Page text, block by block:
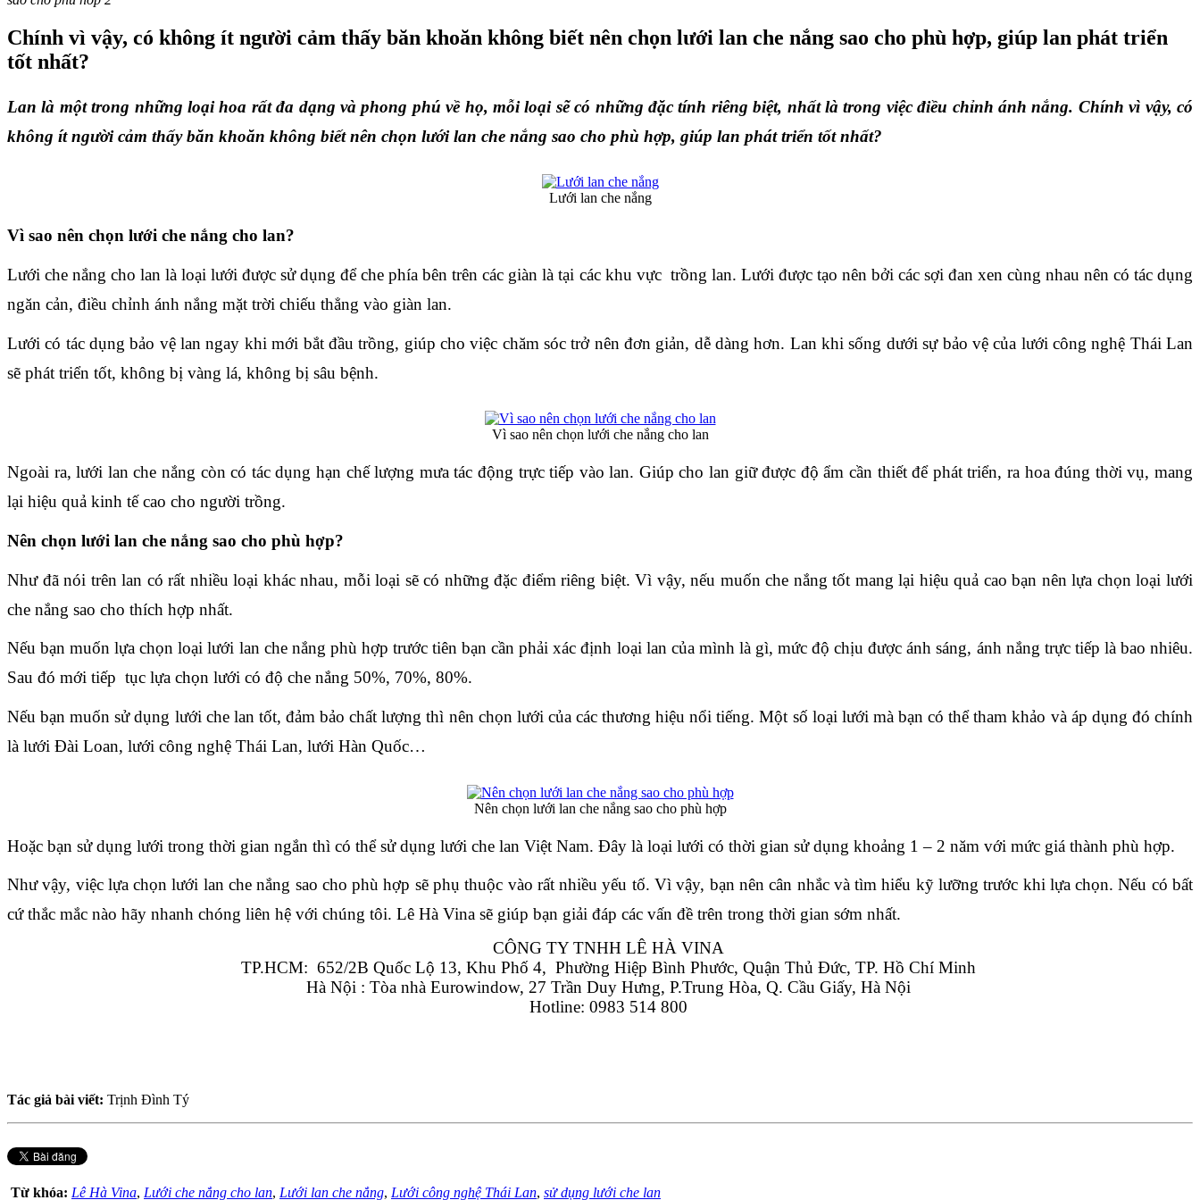
Chính vì vậy, có không ít người cảm thấy băn khoăn không biết nên chọn lưới lan che nắng sao cho phù hợp, giúp lan phát triển
tốt nhất?
Lan là một trong những loại hoa rất đa dạng và phong phú về họ, mỗi loại sẽ có những đặc tính riêng biệt, nhất là trong việc điều chỉnh ánh nắng. Chính vì vậy, có
không ít người cảm thấy băn khoăn không biết nên chọn lưới lan che nắng sao cho phù hợp, giúp lan phát triển tốt nhất?
Lưới lan che nắng
Vì sao nên chọn lưới che nắng cho lan?
Lưới che nắng cho lan là loại lưới được sử dụng để che phía bên trên các giàn là tại các khu vực  trồng lan. Lưới được tạo nên bởi các sợi đan xen cùng nhau nên có tác dụng
ngăn cản, điều chỉnh ánh nắng mặt trời chiếu thẳng vào giàn lan.
Lưới có tác dụng bảo vệ lan ngay khi mới bắt đầu trồng, giúp cho việc chăm sóc trở nên đơn giản, dễ dàng hơn. Lan khi sống dưới sự bảo vệ của lưới công nghệ Thái Lan
sẽ phát triển tốt, không bị vàng lá, không bị sâu bệnh.
Vì sao nên chọn lưới che nắng cho lan
Ngoài ra, lưới lan che nắng còn có tác dụng hạn chế lượng mưa tác động trực tiếp vào lan. Giúp cho lan giữ được độ ẩm cần thiết để phát triển, ra hoa đúng thời vụ, mang
lại hiệu quả kinh tế cao cho người trồng.
Nên chọn lưới lan che nắng sao cho phù hợp?
Như đã nói trên lan có rất nhiều loại khác nhau, mỗi loại sẽ có những đặc điểm riêng biệt. Vì vậy, nếu muốn che nắng tốt mang lại hiệu quả cao bạn nên lựa chọn loại lưới
che nắng sao cho thích hợp nhất.
Nếu bạn muốn lựa chọn loại lưới lan che nắng phù hợp trước tiên bạn cần phải xác định loại lan của mình là gì, mức độ chịu được ánh sáng, ánh nắng trực tiếp là bao nhiêu.
Sau đó mới tiếp  tục lựa chọn lưới có độ che nắng 50%, 70%, 80%.
Nếu bạn muốn sử dụng lưới che lan tốt, đảm bảo chất lượng thì nên chọn lưới của các thương hiệu nổi tiếng. Một số loại lưới mà bạn có thể tham khảo và áp dụng đó chính
là lưới Đài Loan, lưới công nghệ Thái Lan, lưới Hàn Quốc…
Nên chọn lưới lan che nắng sao cho phù hợp
Hoặc bạn sử dụng lưới trong thời gian ngắn thì có thể sử dụng lưới che lan Việt Nam. Đây là loại lưới có thời gian sử dụng khoảng 1 – 2 năm với mức giá thành phù hợp.
Như vậy, việc lựa chọn lưới lan che nắng sao cho phù hợp sẽ phụ thuộc vào rất nhiều yếu tố. Vì vậy, bạn nên cân nhắc và tìm hiểu kỹ lưỡng trước khi lựa chọn. Nếu có bất
cứ thắc mắc nào hãy nhanh chóng liên hệ với chúng tôi. Lê Hà Vina sẽ giúp bạn giải đáp các vấn đề trên trong thời gian sớm nhất.
CÔNG TY TNHH LÊ HÀ VINA
TP.HCM:  652/2B Quốc Lộ 13, Khu Phố 4,  Phường Hiệp Bình Phước, Quận Thủ Đức, TP. Hồ Chí Minh
Hà Nội : Tòa nhà Eurowindow, 27 Trần Duy Hưng, P.Trung Hòa, Q. Cầu Giấy, Hà Nội
Hotline: 0983 514 800
Tác giả bài viết: Trịnh Đình Tý
Từ khóa: Lê Hà Vina, Lưới che nắng cho lan, Lưới lan che nắng, Lưới công nghệ Thái Lan, sử dụng lưới che lan